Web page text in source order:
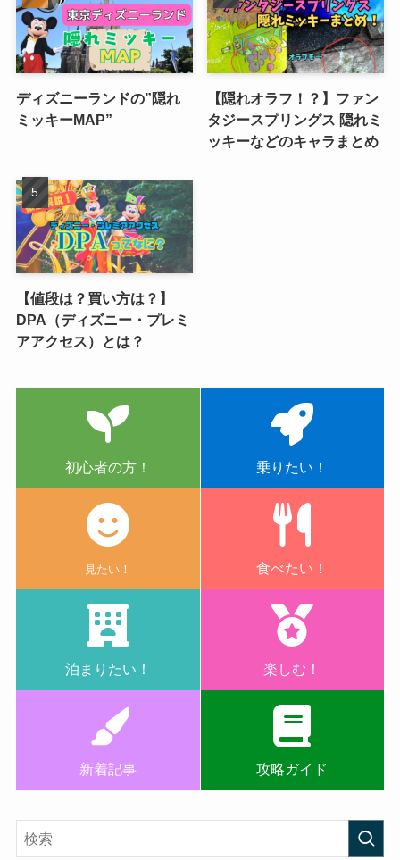
ディズニーランドの”隠れ
ミッキーMAP”
【隠れオラフ！？】ファン
タジースプリングス 隠れミ
ッキーなどのキャラまとめ
【値段は？買い方は？】
DPA（ディズニー・プレミ
アアクセス）とは？
初心者の方！ 乗りたい！
見たい！ 食べたい！
泊まりたい！ 楽しむ！
新着記事 攻略ガイド